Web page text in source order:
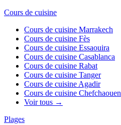
Cours de cuisine
Cours de cuisine Marrakech
Cours de cuisine Fès
Cours de cuisine Essaouira
Cours de cuisine Casablanca
Cours de cuisine Rabat
Cours de cuisine Tanger
Cours de cuisine Agadir
Cours de cuisine Chefchaouen
Voir tous →
Plages